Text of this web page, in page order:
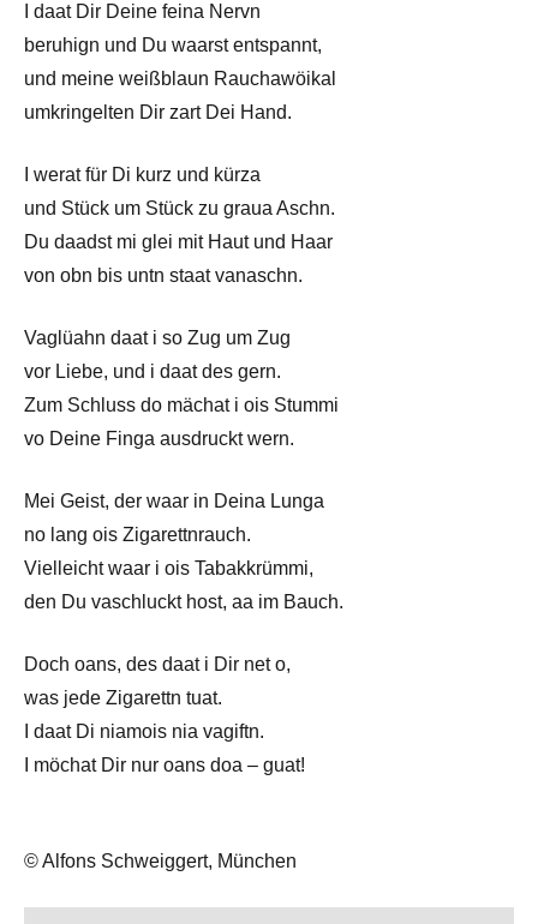
I daat Dir Deine feina Nervn
beruhign und Du waarst entspannt,
und meine weißblaun Rauchawöikal
umkringelten Dir zart Dei Hand.
I werat für Di kurz und kürza
und Stück um Stück zu graua Aschn.
Du daadst mi glei mit Haut und Haar
von obn bis untn staat vanaschn.
Vaglüahn daat i so Zug um Zug
vor Liebe, und i daat des gern.
Zum Schluss do mächat i ois Stummi
vo Deine Finga ausdruckt wern.
Mei Geist, der waar in Deina Lunga
no lang ois Zigarettnrauch.
Vielleicht waar i ois Tabakkrümmi,
den Du vaschluckt host, aa im Bauch.
Doch oans, des daat i Dir net o,
was jede Zigarettn tuat.
I daat Di niamois nia vagiftn.
I möchat Dir nur oans doa – guat!
© Alfons Schweiggert, München